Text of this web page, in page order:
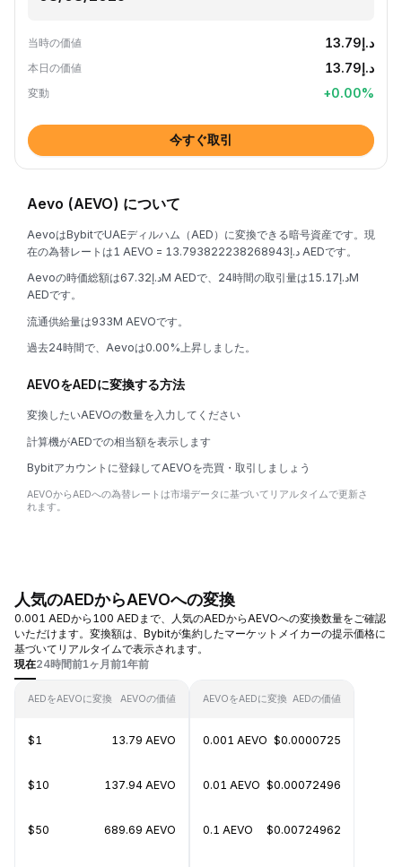
当時の価値 د.إ13.79
本日の価値 د.إ13.79
変動 +0.00%
今すぐ取引
Aevo (AEVO) について
AevoはBybitでUAEディルハム（AED）に変換できる暗号資産です。現
在の為替レートは1 AEVO = د.إ13.793822238268943 AEDです。
Aevoの時価総額はد.إ67.32M AEDで、24時間の取引量はد.إ15.17M
AEDです。
流通供給量は933M AEVOです。
過去24時間で、Aevoは0.00%上昇しました。
AEVOをAEDに変換する方法
変換したいAEVOの数量を入力してください
計算機がAEDでの相当額を表示します
Bybitアカウントに登録してAEVOを売買・取引しましょう
AEVOからAEDへの為替レートは市場データに基づいてリアルタイムで更新さ
れます。
人気のAEDからAEVOへの変換
0.001 AEDから100 AEDまで、人気のAEDからAEVOへの変換数量をご確認
いただけます。変換額は、Bybitが集約したマーケットメイカーの提示価格に
基づいてリアルタイムで表示されます。
現在24時間前1ヶ月前1年前
AEDをAEVOに変換 AEVOの価値
$1 13.79 AEVO
$10 137.94 AEVO
$50 689.69 AEVO
AEVOをAEDに変換 AEDの価値
0.001 AEVO $0.0000725
0.01 AEVO $0.00072496
0.1 AEVO $0.00724962